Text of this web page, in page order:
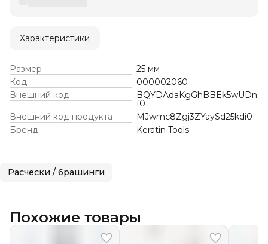
Характеристики
Размер
25 мм
Код
000002060
Внешний код
BQYDAdaKgGhBBEk5wUDn
f0
Внешний код продукта
MJwmc8Zgj3ZYaySd25kdi0
Бренд
Keratin Tools
Расчески / брашинги
Похожие товары